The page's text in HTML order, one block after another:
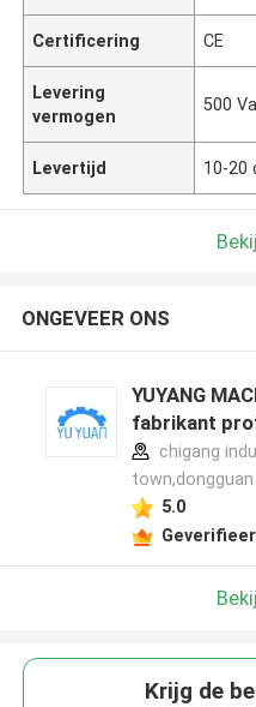
Certificering CE
Levering
vermogen
500
Levertijd 10-20
ONGEVEER ONS
YUYANG
fabrikant
chigang
5.0
Krijg de